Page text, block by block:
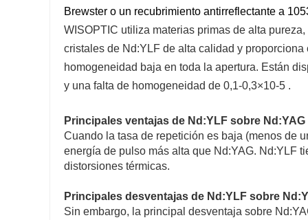
Brewster o un recubrimiento antirreflectante a
WISOPTIC utiliza materias primas de alta
cristales de Nd:YLF de alta calidad y
homogeneidad baja en toda la apertura. Están
y una falta de homogeneidad de 0,1-0,3×10-5 .
Principales ventajas de Nd:YLF sobre Nd:YAG
Cuando la tasa de repetición es baja (menos de
energía de pulso más alta que Nd:YAG. Nd:YLF
distorsiones térmicas.
Principales desventajas de Nd:YLF sobre
Sin embargo, la principal desventaja sobre